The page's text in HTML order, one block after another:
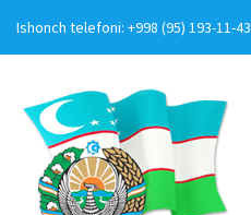
Ishonch telefoni: +998 (95) 193-11-43